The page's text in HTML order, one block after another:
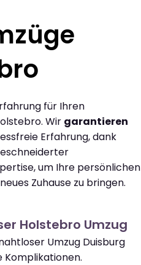
für Ihren
Wir garantieren
Erfahrung, dank
um Ihre persönlichen
Zuhause zu bringen.
Holstebro Umzug
Umzug Duisburg
Komplikationen.